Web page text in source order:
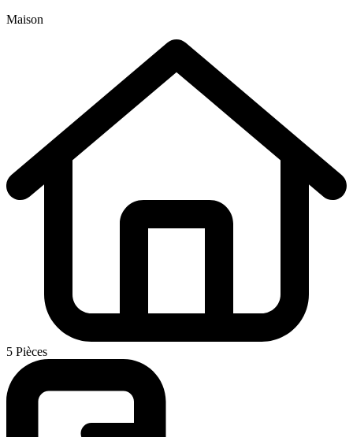
Maison
5 Pièces